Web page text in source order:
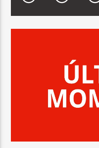
CURRENT SHOW
6:00 AM